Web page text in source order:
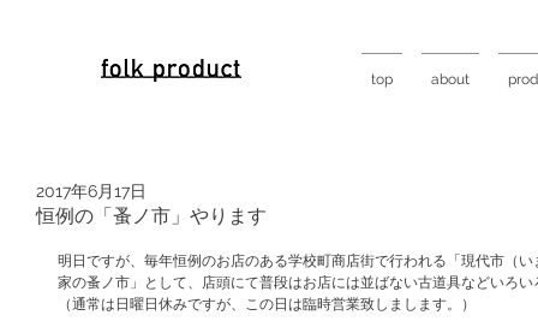
top about
恒例の「蚤ノ市」やります
2017年6月17日
明日ですが、毎年恒例のお店のある学校町商店街で行われる「現代市（
家の蚤ノ市」として、店頭にて普段はお店には並ばない古道具などいろ
（通常は日曜日休みですが、この日は臨時営業致しまします。）